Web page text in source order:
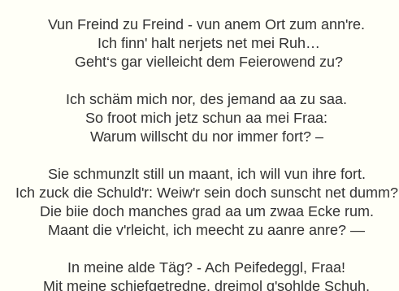
Vun Freind zu Freind - vun anem Ort zum ann're.
Ich finn' halt nerjets net mei Ruh…
Geht‘s gar vielleicht dem Feierowend zu?
Ich schäm mich nor, des jemand aa zu saa.
So froot mich jetz schun aa mei Fraa:
Warum willscht du nor immer fort? –
Sie schmunzlt still un maant, ich will vun ihre fort.
Ich zuck die Schuld'r: Weiw'r sein doch sunscht net dumm?
Die biie doch manches grad aa um zwaa Ecke rum.
Maant die v'rleicht, ich meecht zu aanre anre? —
In meine alde Täg? - Ach Peifedeggl, Fraa!
Mit meine schiefgetredne, dreimol g'sohlde Schuh,